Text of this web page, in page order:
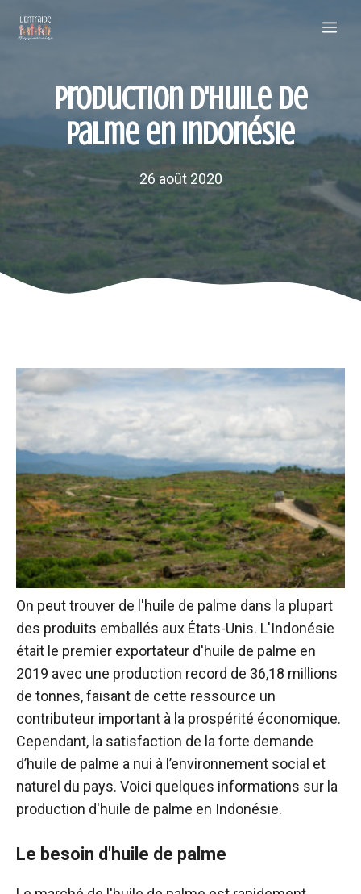
Production d'huile de
palme en Indonésie
26 août 2020
On peut trouver de l'huile de palme dans la plupart
des produits emballés aux États-Unis. L'Indonésie
était le premier exportateur d'huile de palme en
2019 avec une production record de 36,18 millions
de tonnes, faisant de cette ressource un
contributeur important à la prospérité économique.
Cependant, la satisfaction de la forte demande
d’huile de palme a nui à l’environnement social et
naturel du pays. Voici quelques informations sur la
production d'huile de palme en Indonésie.
Le besoin d'huile de palme